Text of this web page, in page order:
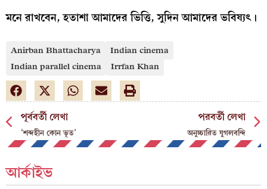
মনে রাখবেন, হতাশা আমাদের ভিত্তি, সুদিন আমাদের ভবিষ্যৎ।
Anirban Bhattacharya
Indian cinema
Indian parallel cinema
Irrfan Khan
পূর্ববর্তী লেখা
‘শব্দহীন কোন ভূত’
পরবর্তী লেখা
অনুচ্চারিত যুগলবন্দি
আর্কাইভ